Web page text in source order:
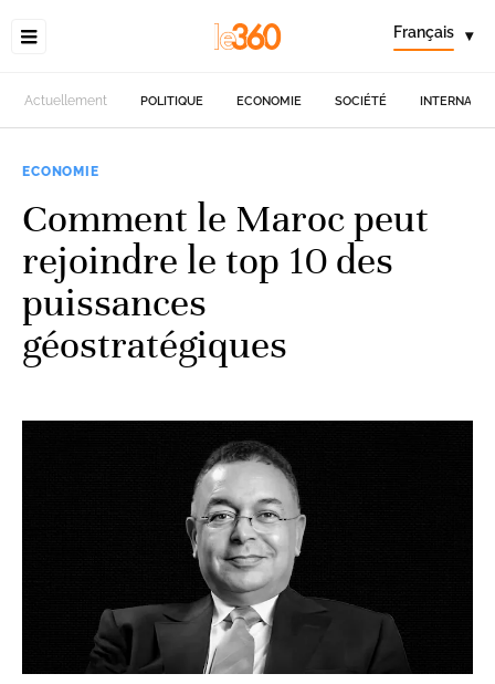
Français ▾
Actuellement POLITIQUE ECONOMIE SOCIÉTÉ
ECONOMIE
Comment le Maroc peut
rejoindre le top 10 des
puissances
géostratégiques